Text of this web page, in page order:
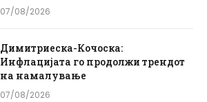
07/08/2026
Димитриеска-Кочоска:
Инфлацијата го продолжи трендот
на намалување
07/08/2026